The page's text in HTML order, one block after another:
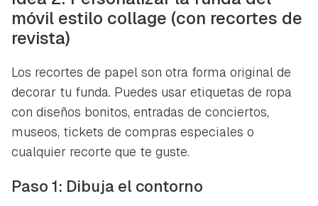
Guardar como favorito
Para poder guardar como favorito, primero has de
iniciar sesión con tu cuenta de Hogarmanía.
INICIAR SESIÓN
móvil estilo collage (con recortes de
revista)
Los recortes de papel son otra forma original de
decorar tu funda. Puedes usar etiquetas de ropa
con diseños bonitos, entradas de conciertos,
museos, tickets de compras especiales o
cualquier recorte que te guste.
Paso 1: Dibuja el contorno
Contenido enviado
Gracias por suscribirte a nuestro boletín.
ACEPTAR